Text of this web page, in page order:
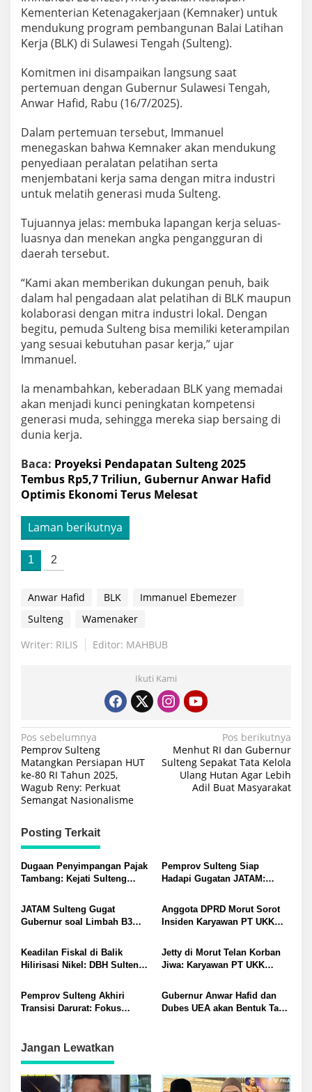
Kementerian Ketenagakerjaan (Kemnaker) untuk
mendukung program pembangunan Balai Latihan
Kerja (BLK) di Sulawesi Tengah (Sulteng).
Komitmen ini disampaikan langsung saat
pertemuan dengan Gubernur Sulawesi Tengah,
Anwar Hafid, Rabu (16/7/2025).
Dalam pertemuan tersebut, Immanuel
menegaskan bahwa Kemnaker akan mendukung
penyediaan peralatan pelatihan serta
menjembatani kerja sama dengan mitra industri
untuk melatih generasi muda Sulteng.
Tujuannya jelas: membuka lapangan kerja seluas-
luasnya dan menekan angka pengangguran di
daerah tersebut.
“Kami akan memberikan dukungan penuh, baik
dalam hal pengadaan alat pelatihan di BLK maupun
kolaborasi dengan mitra industri lokal. Dengan
begitu, pemuda Sulteng bisa memiliki keterampilan
yang sesuai kebutuhan pasar kerja,” ujar
Immanuel.
Ia menambahkan, keberadaan BLK yang memadai
akan menjadi kunci peningkatan kompetensi
generasi muda, sehingga mereka siap bersaing di
dunia kerja.
Baca: Proyeksi Pendapatan Sulteng 2025
Tembus Rp5,7 Triliun, Gubernur Anwar Hafid
Optimis Ekonomi Terus Melesat
Laman berikutnya
1 2
Anwar Hafid BLK
Immanuel Ebemezer
Sulteng
Wamenaker
Writer: RILIS
Editor: MAHBUB
Ikuti Kami
Navigasi
pos
Pos sebelumnya
Pemprov Sulteng
Matangkan Persiapan HUT
ke-80 RI Tahun 2025,
Wagub Reny: Perkuat
Semangat Nasionalisme
Pos berikutnya
Menhut RI dan Gubernur
Sulteng Sepakat Tata Kelola
Ulang Hutan Agar Lebih
Adil Buat Masyarakat
Posting Terkait
Dugaan Penyimpangan Pajak
Tambang: Kejati Sulteng
sebagai Tersangka
Pemprov Sulteng Siap
Hadapi Gugatan JATAM:
Lingkungan Akibat Limbah
B3 PT QMB dan Berkah
Morowali Sejahtera
JATAM Sulteng Gugat
Gubernur soal Limbah B3
Morowali Sejahtera
Anggota DPRD Morut Sorot
Insiden Karyawan PT UKK
Keadilan Fiskal di Balik
Hilirisasi Nikel: DBH Sulteng
Jetty di Morut Telan Korban
Jiwa: Karyawan PT UKK
Kerja
Pemprov Sulteng Akhiri
Transisi Darurat: Fokus
Gubernur Anwar Hafid dan
Dubes UEA akan Bentuk Task
Jangan Lewatkan